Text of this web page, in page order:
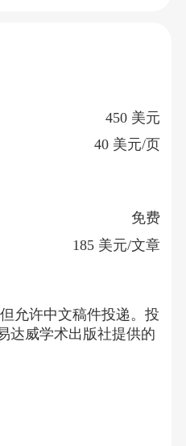
450 美元
40 美元/页
免费
185 美元/文章
允许中文稿件投递。投
达威学术出版社提供的